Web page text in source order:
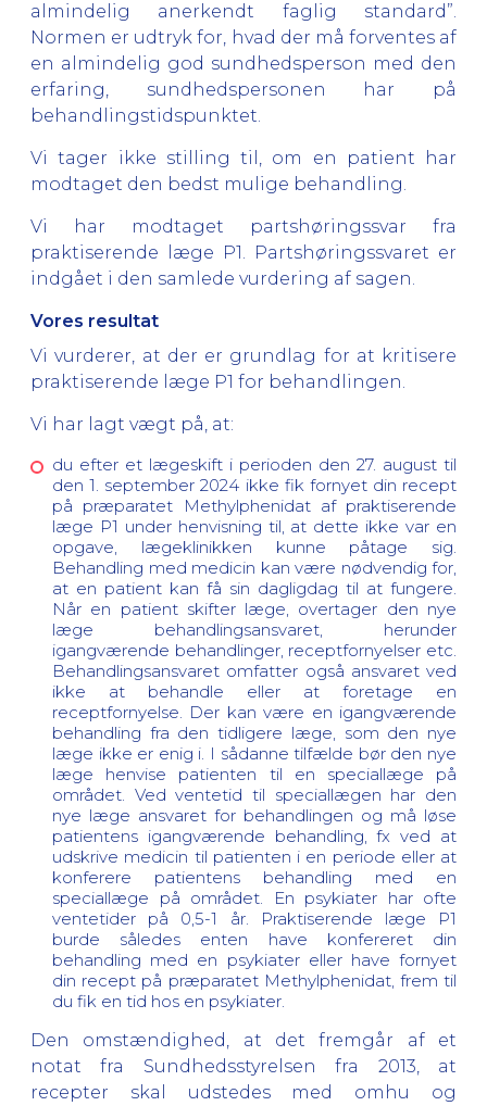
almindelig anerkendt faglig standard”.
Normen er udtryk for, hvad der må forventes af
en almindelig god sundhedsperson med den
erfaring, sundhedspersonen har på
behandlingstidspunktet.
Vi tager ikke stilling til, om en patient har
modtaget den bedst mulige behandling.
Vi har modtaget partshøringssvar fra
praktiserende læge P1. Partshøringssvaret er
indgået i den samlede vurdering af sagen.
Vores resultat
Vi vurderer, at der er grundlag for at kritisere
praktiserende læge P1 for behandlingen.
Vi har lagt vægt på, at:
du efter et lægeskift i perioden den 27. august til
den 1. september 2024 ikke fik fornyet din recept
på præparatet Methylphenidat af praktiserende
læge P1 under henvisning til, at dette ikke var en
opgave, lægeklinikken kunne påtage sig.
Behandling med medicin kan være nødvendig for,
at en patient kan få sin dagligdag til at fungere.
Når en patient skifter læge, overtager den nye
læge behandlingsansvaret, herunder
igangværende behandlinger, receptfornyelser etc.
Behandlingsansvaret omfatter også ansvaret ved
ikke at behandle eller at foretage en
receptfornyelse. Der kan være en igangværende
behandling fra den tidligere læge, som den nye
læge ikke er enig i. I sådanne tilfælde bør den nye
læge henvise patienten til en speciallæge på
området. Ved ventetid til speciallægen har den
nye læge ansvaret for behandlingen og må løse
patientens igangværende behandling, fx ved at
udskrive medicin til patienten i en periode eller at
konferere patientens behandling med en
speciallæge på området. En psykiater har ofte
ventetider på 0,5-1 år. Praktiserende læge P1
burde således enten have konfereret din
behandling med en psykiater eller have fornyet
din recept på præparatet Methylphenidat, frem til
du fik en tid hos en psykiater.
Den omstændighed, at det fremgår af et
notat fra Sundhedsstyrelsen fra 2013, at
recepter skal udstedes med omhu og